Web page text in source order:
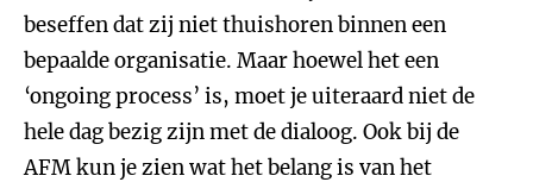
beseffen dat zij niet thuishoren binnen een
bepaalde organisatie. Maar hoewel het een
‘ongoing process’ is, moet je uiteraard niet de
hele dag bezig zijn met de dialoog. Ook bij de
AFM kun je zien wat het belang is van het